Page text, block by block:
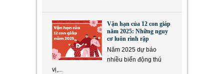
Vận hạn của 12 con giáp
năm 2025: Những nguy
cơ luôn rình rập
Năm 2025 dự báo
nhiều biến động thú
vị,...